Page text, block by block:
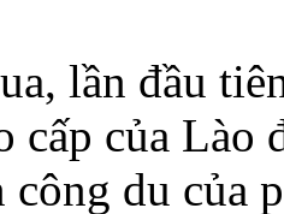
lần đầu
cấp của
công du của